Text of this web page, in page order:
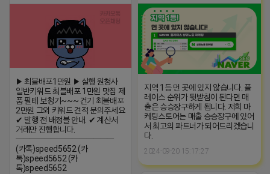
▶ 최블배포1만원 ▶ 실행 원청사
일반키워드 최블배포 1만원 맛집 제
품 필테 보청기~~~ 건기 최블배포
2만원 그외 키워드 견적 문의주세요
✔ 발행 전 배정블 안내. ✔ 계산서
거래만 진행합니다.
━━━━━━━━━━━━━━
(카톡)speed5652 (카
톡)speed5652 (카
톡)speed5652
지역 1등 먼 곳에 있지 않습니다. 플
레이스 순위가 뒷받침이 된다면 매
출은 승승장구하게 됩니다. 저희 마
케팅스토어는 매출 승승장구에 있어
서 최고의 파트너가 되어드리겠습니
다.
2024-09-20 15:17:27